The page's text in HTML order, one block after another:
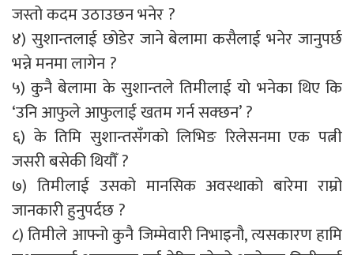
जस्तो कदम उठाउछन भनेर ?
४) सुशान्तलाई छोडेर जाने बेलामा कसैलाई भनेर जानुपर्छ
भन्ने मनमा लागेन ?
५) कुनै बेलामा के सुशान्तले तिमीलाई यो भनेका थिए कि
‘उनि आफुले आफुलाई खतम गर्न सक्छन’ ?
६) के तिमि सुशान्तसँगको लिभिङ रिलेसनमा एक पत्नी
जसरी बसेकी थियौँ ?
७) तिमीलाई उसको मानसिक अवस्थाको बारेमा राम्रो
जानकारी हुनुपर्दछ ?
८) तिमीले आफ्नो कुनै जिम्मेवारी निभाइनौ, त्यसकारण हामि